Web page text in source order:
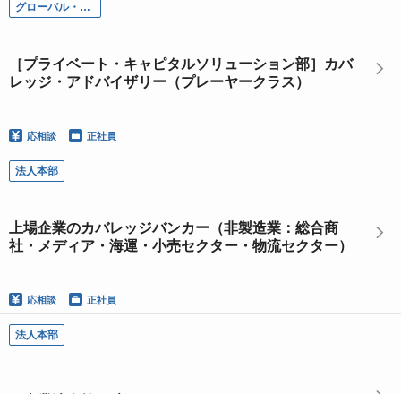
グローバル・インベストメント・バンキング本部
［プライベート・キャピタルソリューション部］カバ
レッジ・アドバイザリー（プレーヤークラス）
応相談 正社員
法人本部
上場企業のカバレッジバンカー（非製造業：総合商
社・メディア・海運・小売セクター・物流セクター）
応相談 正社員
法人本部